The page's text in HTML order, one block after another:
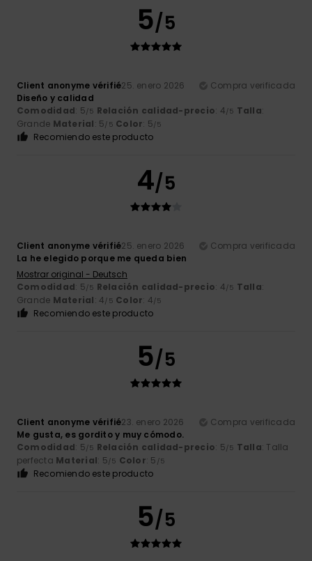
5/5
Client anonyme vérifié25. enero 2026
Compra verificada
Diseño y calidad
Comodidad: 5/5 Relación calidad-precio: 4/5 Talla:
Grande Material: 5/5 Color: 5/5
Recomiendo este producto
4/5
Client anonyme vérifié25. enero 2026
Compra verificada
La he elegido porque me queda bien
Mostrar original - Deutsch
Comodidad: 5/5 Relación calidad-precio: 4/5 Talla:
Grande Material: 4/5 Color: 4/5
Recomiendo este producto
5/5
Client anonyme vérifié23. enero 2026
Compra verificada
Me gusta, es gordito y muy cómodo.
Comodidad: 5/5 Relación calidad-precio: 5/5 Talla: Talla
perfecta Material: 5/5 Color: 5 /5
Recomiendo este producto
5/5